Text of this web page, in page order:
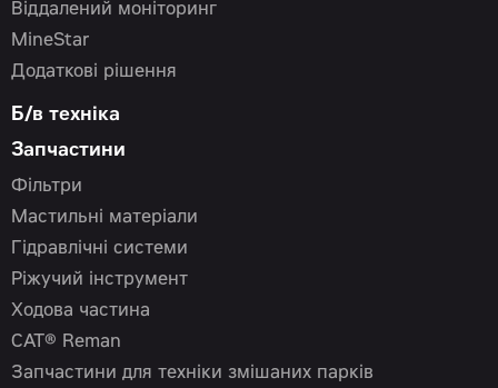
Віддалений моніторинг
MineStar
Додаткові рішення
Б/в техніка
Запчастини
Фільтри
Мастильні матеріали
Гідравлічні системи
Ріжучий інструмент
Ходова частина
CAT® Reman
Запчастини для техніки змішаних парків